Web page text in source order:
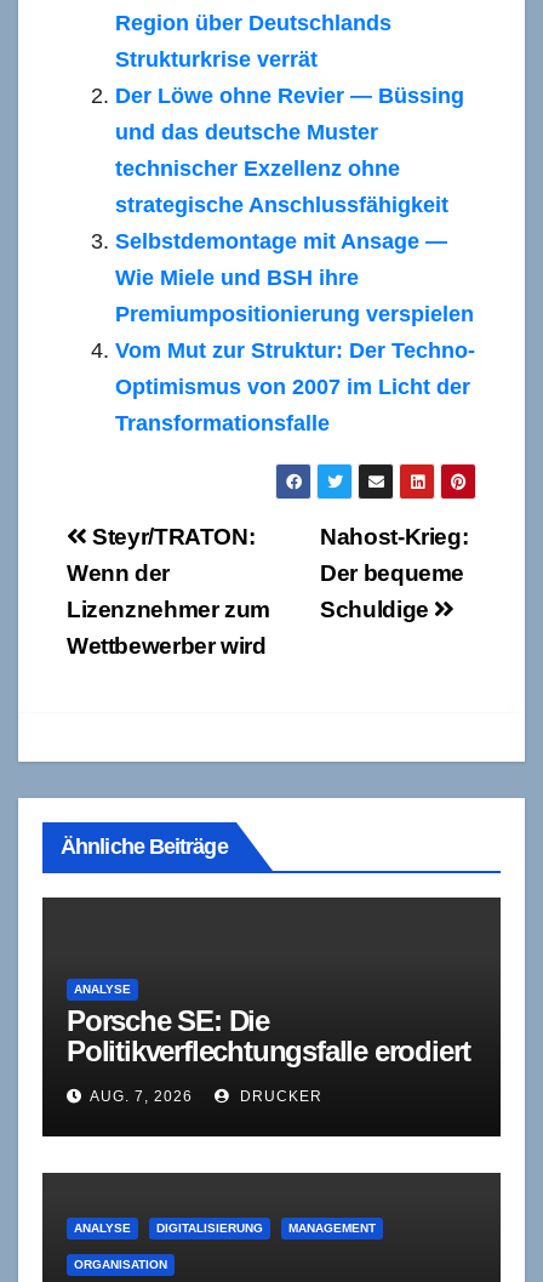
Region über Deutschlands
Strukturkrise verrät
Der Löwe ohne Revier — Büssing
und das deutsche Muster
technischer Exzellenz ohne
strategische Anschlussfähigkeit
Selbstdemontage mit Ansage —
Wie Miele und BSH ihre
Premiumpositionierung verspielen
Vom Mut zur Struktur: Der Techno-
Optimismus von 2007 im Licht der
Transformationsfalle
BeitragsnavigationNahost-Krieg:
Der bequeme
Schuldige
Steyr/TRATON:
Wenn der
Lizenznehmer zum
Wettbewerber wird
Ähnliche Beiträge
ANALYSE
Porsche SE: Die
Politikverflechtungsfalle erodiert
sich selbst
AUG. 7, 2026 DRUCKER
ANALYSE DIGITALISIERUNG MANAGEMENT
ORGANISATION